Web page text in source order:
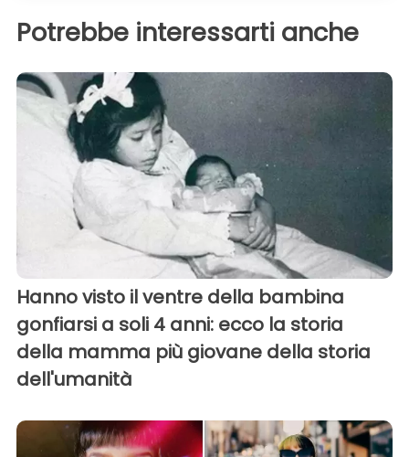
Potrebbe interessarti anche
Hanno visto il ventre della bambina
gonfiarsi a soli 4 anni: ecco la storia
della mamma più giovane della storia
dell'umanità